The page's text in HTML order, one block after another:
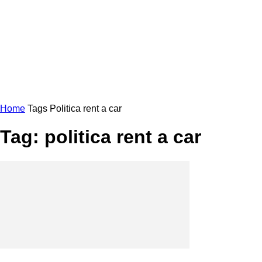
Home Tags Politica rent a car
Tag: politica rent a car